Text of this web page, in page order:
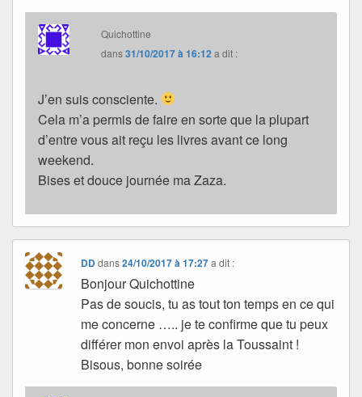
Quichottine
dans31/10/2017 à 16:12 a dit :
J’en suis consciente.
Cela m’a permis de faire en sorte que la plupart
d’entre vous ait reçu les livres avant ce long
weekend.
Bises et douce journée ma Zaza.
DDdans24/10/2017 à 17:27 a dit :
Bonjour Quichottine
Pas de soucis, tu as tout ton temps en ce qui
me concerne ….. je te confirme que tu peux
différer mon envoi après la Toussaint !
Bisous, bonne soirée